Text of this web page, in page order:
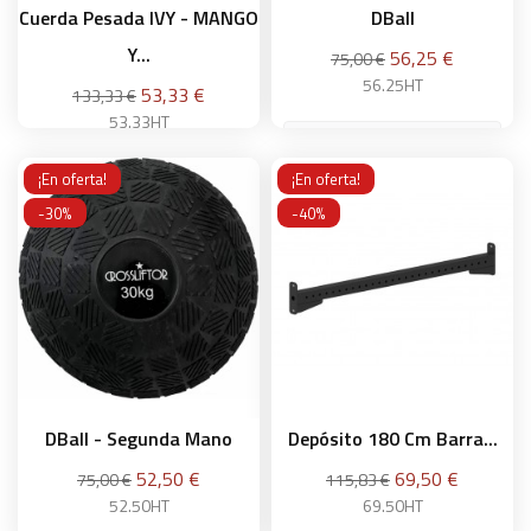
Cuerda Pesada IVY - MANGO
Y...
Precio
133,33 €Precio
53,33 €
53.33HT
S
Añadir a la cesta
DBall
Precio
base
75,00 €Precio
56,25 €
56.25HT
Añadir a la cesta
DBall - Segunda Mano
Precio
base
75,00 €Precio
52,50 €
52.50HT
¡En oferta!
-30%
Depósito 180 Cm Barra...
Precio
115,83 €Precio
69,50 €
69.50HT
¡En oferta!
-40%